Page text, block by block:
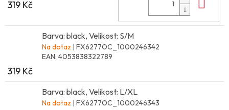
319 Kč
Barva: black, Velikost: S/M
Na dotaz | FX6277OC_1000246342
EAN: 4053838322789
319 Kč
Barva: black, Velikost: L/XL
Na dotaz | FX6277OC_1000246343